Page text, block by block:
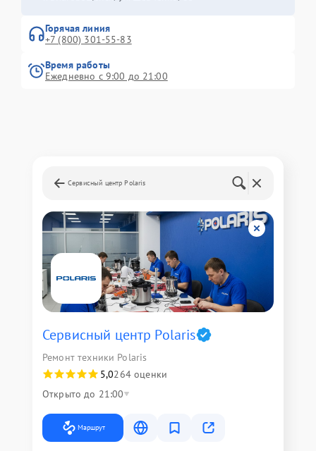
Горячая линия
+7 (800) 301-55-83
Время работы
Ежедневно с 9:00 до 21:00
Сервисный центр Polaris
Сервисный центр Polaris
Ремонт техники Polaris
5,0264 оценки
Открыто до 21:00
Маршрут